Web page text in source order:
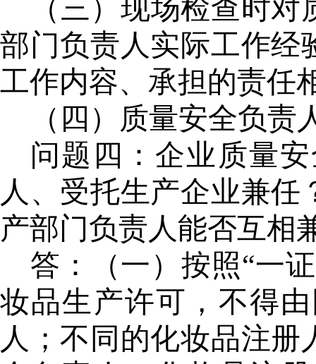
（三）现场检查时对
部门负责人 实际工作经
工作内容、承担的责任
（ 四 ）
质量安全负责
问题四：企业质量
人、受托生产企业兼任
产部门负责人能否互相
答：
（一）按照“一
妆品生产许可，不得
人；不同的化妆品注